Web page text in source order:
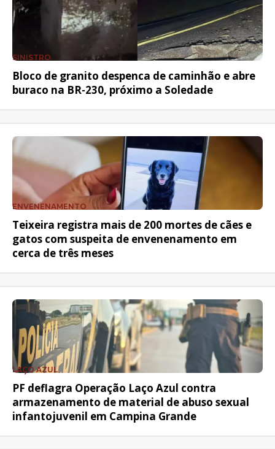
SINISTRO
Bloco de granito despenca de caminhão e abre
buraco na BR-230, próximo a Soledade
ENVENENAMENTO
Teixeira registra mais de 200 mortes de cães e
gatos com suspeita de envenenamento em
cerca de três meses
LAÇO AZUL
PF deflagra Operação Laço Azul contra
armazenamento de material de abuso sexual
infantojuvenil em Campina Grande